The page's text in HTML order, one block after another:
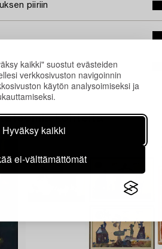
kaikki" suostut evästeiden
verkkosivuston navigoinnin
käytön analysoimiseksi ja
Hyväksy kaikki
ei-välttämättömät
piiriin
kohteita